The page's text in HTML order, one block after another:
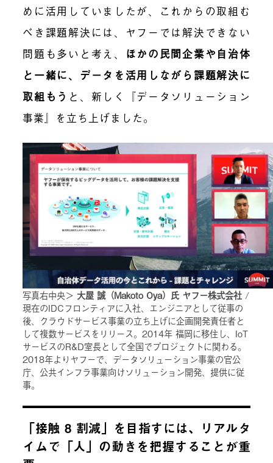
めに活用していましたが、これからの取組む
べき課題解決には、ヤフーでは解決できない
問題も多いと考え、 ほかの民間企業や自治体
と一緒に、データを活用しながら課題解決に
取組もう と、新しく『データソリューション
事業』を立ち上げました。
写真右中央＞ 大屋 誠（Makoto Oya）氏 ヤフー株式会社 /
現在のIDCフロンティアに入社、エンジニアとして従事の
後、クラウドサービス事業の立ち上げに企画開発責任者と
して複数サービスをリリース。2014年 福岡に移住し、IoT
サービスのR&D室長として全国でプロジェクトに関わる。
2018年よりヤフーで、データソリューション事業の官公
庁、公共インフラ事業向けソリューション開発、提供に従
事。
「接触 8 割減」を目指すには、リアルタ
イムで「人」の動きを把握することが重